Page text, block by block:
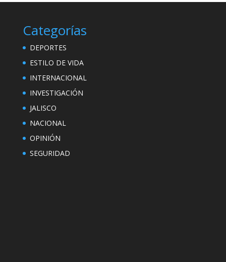
Categorías
DEPORTES
ESTILO DE VIDA
INTERNACIONAL
INVESTIGACIÓN
JALISCO
NACIONAL
OPINIÓN
SEGURIDAD